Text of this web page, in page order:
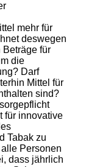
mehr für
deswegen
für
die
Darf
Mittel für
sind?
für innovative
Tabak zu
Personen
dass jährlich